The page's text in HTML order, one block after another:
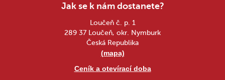
Jak se k nám dostanete?
Loučeň č. p. 1
289 37 Loučeň, okr. Nymburk
Česká Republika
(mapa)
Ceník a otevírací doba